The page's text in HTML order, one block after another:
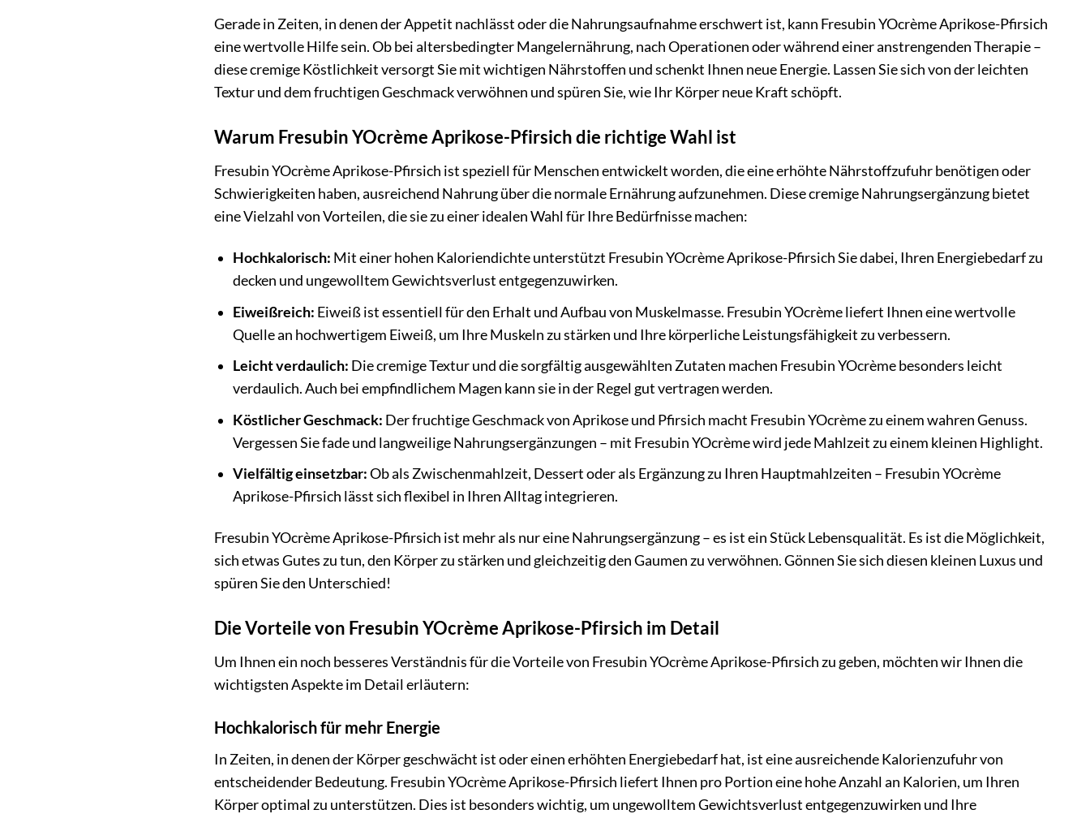
Gerade in Zeiten, in denen der Appetit nachlässt oder die Nahrungsaufnahme erschwert ist, kann Fresubin YOcrème Aprikose-Pfirsich
eine wertvolle Hilfe sein. Ob bei altersbedingter Mangelernährung, nach Operationen oder während einer anstrengenden Therapie –
diese cremige Köstlichkeit versorgt Sie mit wichtigen Nährstoffen und schenkt Ihnen neue Energie. Lassen Sie sich von der leichten
Textur und dem fruchtigen Geschmack verwöhnen und spüren Sie, wie Ihr Körper neue Kraft schöpft.
Warum Fresubin YOcrème Aprikose-Pfirsich die richtige Wahl ist
Fresubin YOcrème Aprikose-Pfirsich ist speziell für Menschen entwickelt worden, die eine erhöhte Nährstoffzufuhr benötigen oder
Schwierigkeiten haben, ausreichend Nahrung über die normale Ernährung aufzunehmen. Diese cremige Nahrungsergänzung bietet
eine Vielzahl von Vorteilen, die sie zu einer idealen Wahl für Ihre Bedürfnisse machen:
Hochkalorisch: Mit einer hohen Kaloriendichte unterstützt Fresubin YOcrème Aprikose-Pfirsich Sie dabei, Ihren Energiebedarf zu
decken und ungewolltem Gewichtsverlust entgegenzuwirken.
Eiweißreich: Eiweiß ist essentiell für den Erhalt und Aufbau von Muskelmasse. Fresubin YOcrème liefert Ihnen eine wertvolle
Quelle an hochwertigem Eiweiß, um Ihre Muskeln zu stärken und Ihre körperliche Leistungsfähigkeit zu verbessern.
Leicht verdaulich: Die cremige Textur und die sorgfältig ausgewählten Zutaten machen Fresubin YOcrème besonders leicht
verdaulich. Auch bei empfindlichem Magen kann sie in der Regel gut vertragen werden.
Köstlicher Geschmack: Der fruchtige Geschmack von Aprikose und Pfirsich macht Fresubin YOcrème zu einem wahren Genuss.
Vergessen Sie fade und langweilige Nahrungsergänzungen – mit Fresubin YOcrème wird jede Mahlzeit zu einem kleinen Highlight.
Vielfältig einsetzbar:Ob als Zwischenmahlzeit, Dessert oder als Ergänzung zu Ihren Hauptmahlzeiten – Fresubin YOcrème
Aprikose-Pfirsich lässt sich flexibel in Ihren Alltag integrieren.
Fresubin YOcrème Aprikose-Pfirsich ist mehr als nur eine Nahrungsergänzung – es ist ein Stück Lebensqualität. Es ist die Möglichkeit,
sich etwas Gutes zu tun, den Körper zu stärken und gleichzeitig den Gaumen zu verwöhnen. Gönnen Sie sich diesen kleinen Luxus und
spüren Sie den Unterschied!
Die Vorteile von Fresubin YOcrème Aprikose-Pfirsich im Detail
Um Ihnen ein noch besseres Verständnis für die Vorteile von Fresubin YOcrème Aprikose-Pfirsich zu geben, möchten wir Ihnen die
wichtigsten Aspekte im Detail erläutern:
Hochkalorisch für mehr Energie
In Zeiten, in denen der Körper geschwächt ist oder einen erhöhten Energiebedarf hat, ist eine ausreichende Kalorienzufuhr von
entscheidender Bedeutung. Fresubin YOcrème Aprikose-Pfirsich liefert Ihnen pro Portion eine hohe Anzahl an Kalorien, um Ihren
Körper optimal zu unterstützen. Dies ist besonders wichtig, um ungewolltem Gewichtsverlust entgegenzuwirken und Ihre